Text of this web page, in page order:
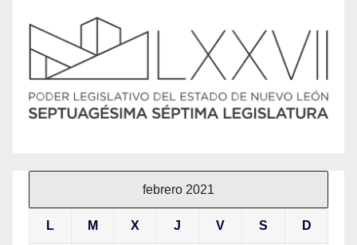
febrero 2021
L M X J V S D